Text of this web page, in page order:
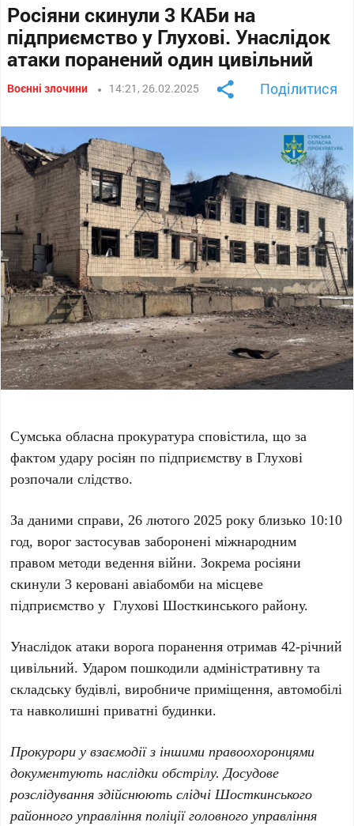
Росіяни скинули 3 КАБи на
підприємство у Глухові. Унаслідок
атаки поранений один цивільний
Воєнні злочини 14:21, 26.02.2025 Поділитися
Сумська обласна прокуратура сповістила, що за
фактом удару росіян по підприємству в Глухові
розпочали слідство.
За даними справи, 26 лютого 2025 року близько 10:10
год, ворог застосував заборонені міжнародним
правом методи ведення війни.Зокрема росіяни
скинули 3 керовані авіабомби на місцеве
підприємство у Глухові Шосткинського району.
Унаслідок атаки ворога поранення отримав 42-річний
цивільний. Ударом пошкодили адміністративну та
складську будівлі, виробниче приміщення, автомобілі
та навколишні приватні будинки.
Прокурори у взаємодії з іншими правоохоронцями
документують наслідки обстрілу.Досудове
розслідування здійснюють слідчі Шосткинського
районного управління поліції головного управління